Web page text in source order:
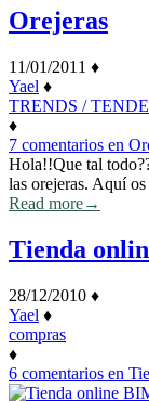
Orejeras
11/01/2011 ♦
Yael ♦
TRENDS /
♦
7 comentarios en
Hola!!Que tal
las orejeras. Aquí
Read more→
Tienda
28/12/2010 ♦
Yael ♦
compras
♦
6 comentarios en